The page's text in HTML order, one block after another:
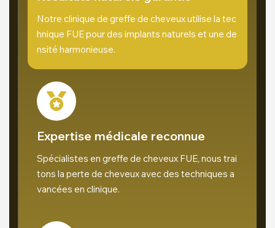
Notre clinique de greffe de cheveux utilise la tec
hnique FUE pour des implants naturels et une de
nsité harmonieuse.
Expertise médicale reconnue
Spécialistes en greffe de cheveux FUE, nous trai
tons la perte de cheveux avec des techniques a
vancées en clinique.